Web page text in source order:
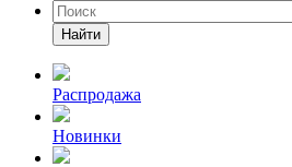
Найти
Распродажа
Новинки